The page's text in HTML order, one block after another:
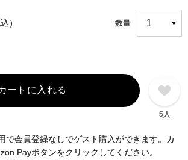
） 数量
ートに入れる
5人
で会員登録なしでゲスト購入ができます。カ
Payボタンをクリックしてください。